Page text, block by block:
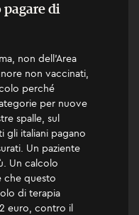
pagare di
non dell'Area
non vaccinati,
perché
per nuove
spalle, sul
gli italiani pagano
Un paziente
Un calcolo
che questo
di terapia
euro, contro il